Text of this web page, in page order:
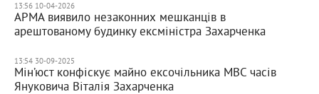
13:56 10-04-2026
АРМА виявило незаконних мешканців в
арештованому будинку ексміністра Захарченка
13:54 30-09-2025
Мін’юст конфіскує майно ексочільника МВС часів
Януковича Віталія Захарченка